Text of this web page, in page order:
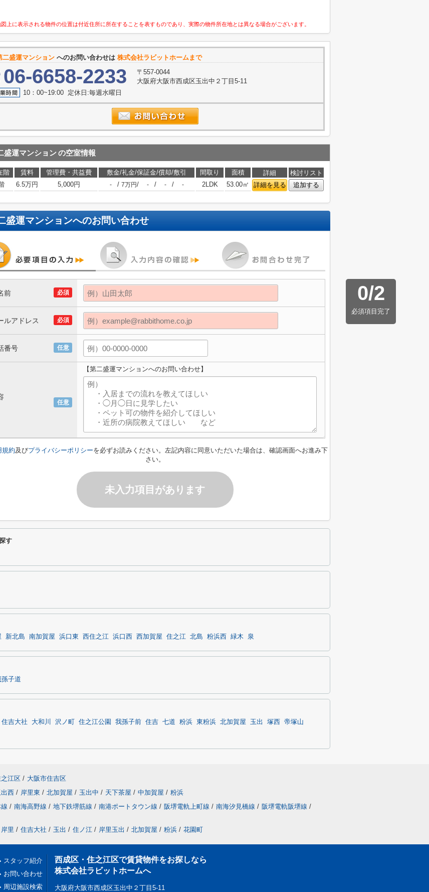
上に表示される物件の位置は付近住所に所在することを表すものであり、実際の物件所在地とは異なる場合がございます。
二盛運マンション へのお問い合わせは 株式会社ラビットホームまで
6658-2233
〒557-0044
大阪府大阪市西成区玉出中２丁目5-11
10：00~19:00 定休日:毎週水曜日
盛運マンションの空室情報
階 賃料 管理費・共益費 敷金/礼金/保証金/償却/敷引 間取り 面積 詳細
検討リスト
6.5万円 5,000円 - / 7万円/ - / - / - 2LDK 53.00㎡ 詳細を見る 追加する
盛運マンションへのお問い合わせ
0/2
必須項目完了
必須
前
必須
ルアドレス
任意
番号
任意
【第二盛運マンションへのお問い合わせ】
規約及びプライバシーポリシーを必ずお読みください。左記内容に同意いただいた場合は、確認画面へお進み下
さい。
未入力項目があります
す
新北島 南加賀屋 浜口東 西住之江 浜口西 西加賀屋 住之江 北島 粉浜西 緑木 泉
孫子道
住吉大社 大和川 沢ノ町 住之江公園 我孫子前 住吉 七道 粉浜 東粉浜 北加賀屋 玉出 塚西
帝塚山
江区 / 大阪市住吉区
出西 / 岸里東 / 北加賀屋 / 玉出中 / 天下茶屋 / 中加賀屋 / 粉浜
/ 南海高野線 / 地下鉄堺筋線 / 南港ポートタウン線 / 阪堺電軌上町線 / 南海汐見橋線 / 阪堺電軌阪堺線 /
岸里 / 住吉大社 / 玉出 / 住ノ江 / 岸里玉出 / 北加賀屋 / 粉浜 / 花園町
スタッフ紹介
お問い合わせ
周辺施設検索
西成区・住之江区で賃貸物件をお探しなら
株式会社ラビットホームへ
大阪府大阪市西成区玉出中２丁目5-11